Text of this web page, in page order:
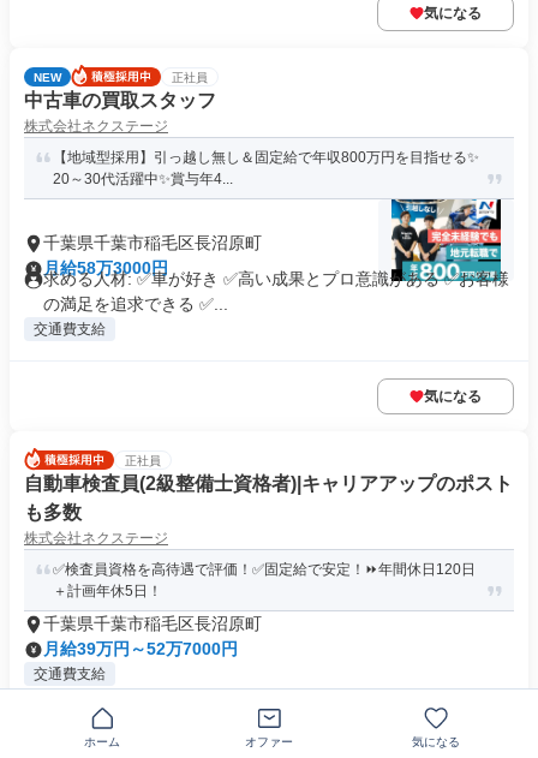
気になる
NEW 正社員
中古車の買取スタッフ
株式会社ネクステージ
【地域型採用】引っ越し無し＆固定給で年収800万円を目指せる✨
20～30代活躍中✨賞与年4...
千葉県千葉市稲毛区長沼原町
月給58万3000円
求める人材: ✅車が好き ✅高い成果とプロ意識がある ✅お客様
の満足を追求できる ✅...
交通費支給
気になる
正社員
自動車検査員(2級整備士資格者)|キャリアアップのポスト
も多数
株式会社ネクステージ
✅検査員資格を高待遇で評価！✅固定給で安定！⏩️年間休日120日
＋計画年休5日！
千葉県千葉市稲毛区長沼原町
月給39万円～52万7000円
交通費支給
気になる
ホーム オファー 気になる